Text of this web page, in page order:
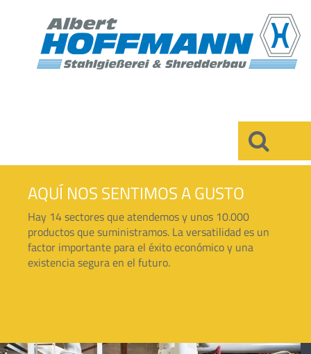
AQUÍ NOS SENTIMOS A GUSTO
Hay 14 sectores que atendemos y unos 10.000
productos que suministramos. La versatilidad es un
factor importante para el éxito económico y una
existencia segura en el futuro.